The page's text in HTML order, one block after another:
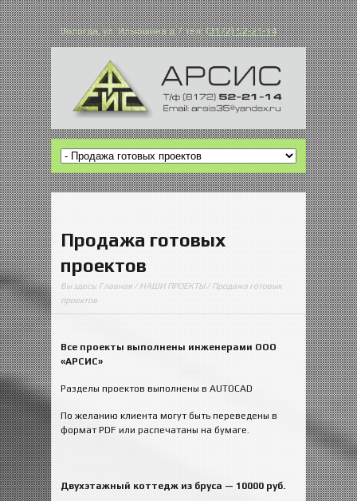
Вологда, ул. Ильюшина д.7 тел:(8172) 52-21-14
Продажа готовых
проектов
Вы здесь: Главная /НАШИ ПРОЕКТЫ/ Продажа готовых
проектов
Все проекты выполнены инженерами ООО
«АРСИС»
Разделы проектов выполнены в AUTOCAD
По желанию клиента могут быть переведены в
формат PDF или распечатаны на бумаге.
Двухэтажный коттедж из бруса — 10000 руб.